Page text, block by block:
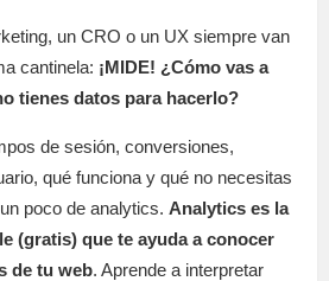
un CRO o un UX siempre van
cantinela: ¡MIDE! ¿Cómo vas a
tienes datos para hacerlo?
de sesión, conversiones,
qué funciona y qué no necesitas
poco de analytics. Analytics es la
(gratis) que te ayuda a conocer
de tu web. Aprende a interpretar